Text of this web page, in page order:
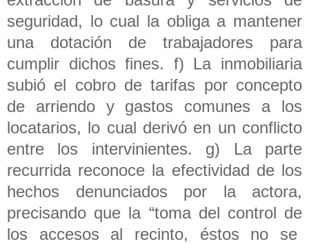
seguridad, lo cual la obliga a mantener
una dotación de trabajadores para
cumplir dichos fines. f) La inmobiliaria
subió el cobro de tarifas por concepto
de arriendo y gastos comunes a los
locatarios, lo cual derivó en un conflicto
entre los intervinientes. g) La parte
recurrida reconoce la efectividad de los
hechos denunciados por la actora,
precisando que la “toma del control de
los accesos al recinto, éstos no se